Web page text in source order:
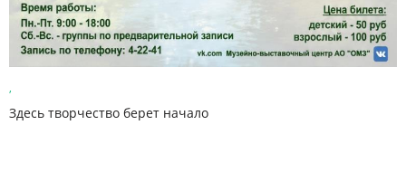
,
Здесь творчество берет начало